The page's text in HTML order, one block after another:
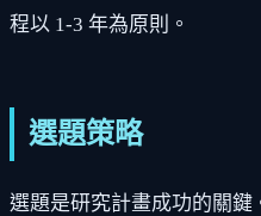
程以 1-3 年為原則。
選題策略
選題是研究計畫成功的關